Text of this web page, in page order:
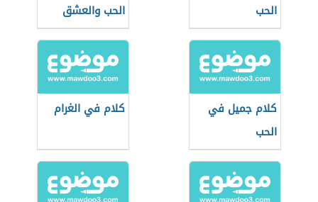
الحب
الحب والعشق
كلام جميل في
الحب
كلام في الغرام